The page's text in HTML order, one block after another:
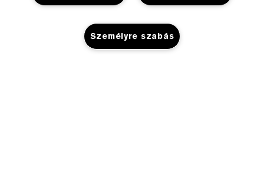
Segítségre Van Szükséged?
Személyre szabás